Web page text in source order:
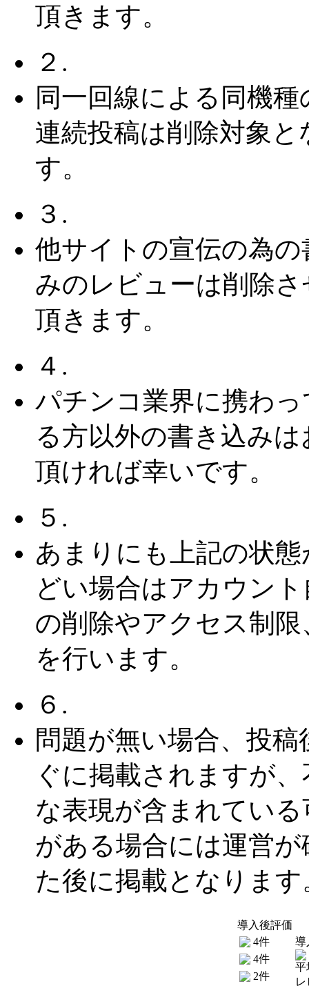
頂きます。
２.
同一回線による同機種
連続投稿は削除対象と
す。
３.
他サイトの宣伝の為の
みのレビューは削除さ
頂きます。
４.
パチンコ業界に携わっ
る方以外の書き込みは
頂ければ幸いです。
５.
あまりにも上記の状態
どい場合はアカウント
の削除やアクセス制限
を行います。
６.
問題が無い場合、投稿
ぐに掲載されますが
な表現が含まれている
がある場合には運営が
た後に掲載となります
導入後評価
4件
4件
2件
導
平